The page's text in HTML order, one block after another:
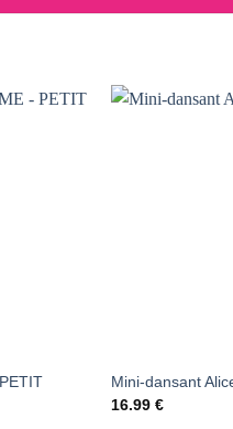
Mini-dansant
16.99€